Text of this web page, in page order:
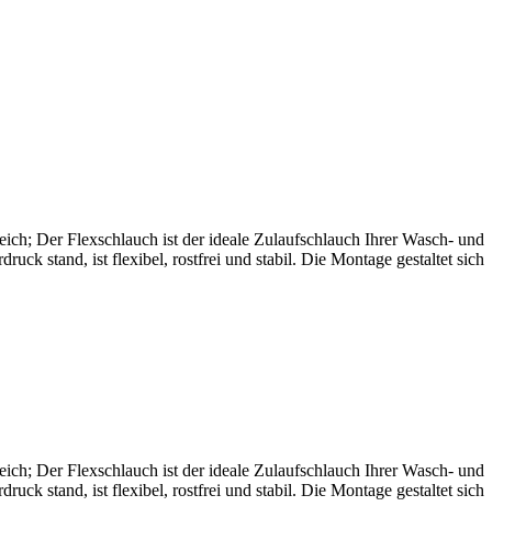
Der Flexschlauch ist der ideale Zulaufschlauch Ihrer Wasch- und
stand, ist flexibel, rostfrei und stabil. Die Montage gestaltet sich
Der Flexschlauch ist der ideale Zulaufschlauch Ihrer Wasch- und
stand, ist flexibel, rostfrei und stabil. Die Montage gestaltet sich